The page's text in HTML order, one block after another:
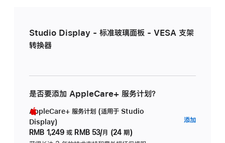
Studio Display - 标准玻璃面板 - VESA 支架
转换器
是否要添加 AppleCare+ 服务计划？
AppleCare+ 服务计划 (适用于 Studio
Display)
RMB 1,249 或 RMB 53/月 (24 期)
添加